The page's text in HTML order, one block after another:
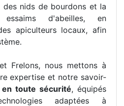
des nids de bourdons et la
d'abeilles, en
apiculteurs locaux, afin
Frelons, nous mettons à
expertise et notre savoir-
en toute sécurité, équipés
adaptées à